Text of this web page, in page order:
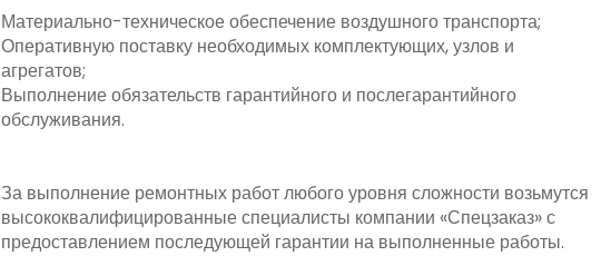
Материально-техническое обеспечение воздушного транспорта;
Оперативную поставку необходимых комплектующих, узлов и
агрегатов;
Выполнение обязательств гарантийного и послегарантийного
обслуживания.
За выполнение ремонтных работ любого уровня сложности возьмутся
высококвалифицированные специалисты компании «Спецзаказ» с
предоставлением последующей гарантии на выполненные работы.